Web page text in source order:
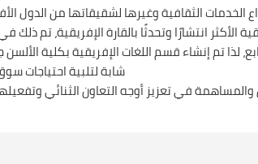
الخدمات الثقافية وغيرها لشقيقاتها من الدول
انتشارًا وتحدثًا بالقارة الإفريقية، تم
لذا تم إنشاء قسم اللغات الإفريقية
شابة لتلبية احتياجات